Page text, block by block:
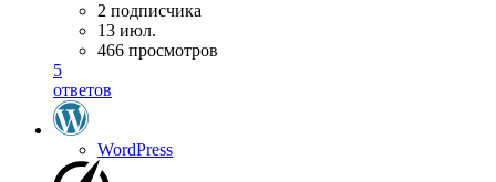
2 подписчика
13 июл.
466 просмотров
5
ответов
WordPress